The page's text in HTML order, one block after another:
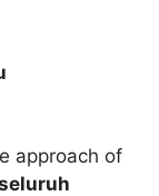
approach of